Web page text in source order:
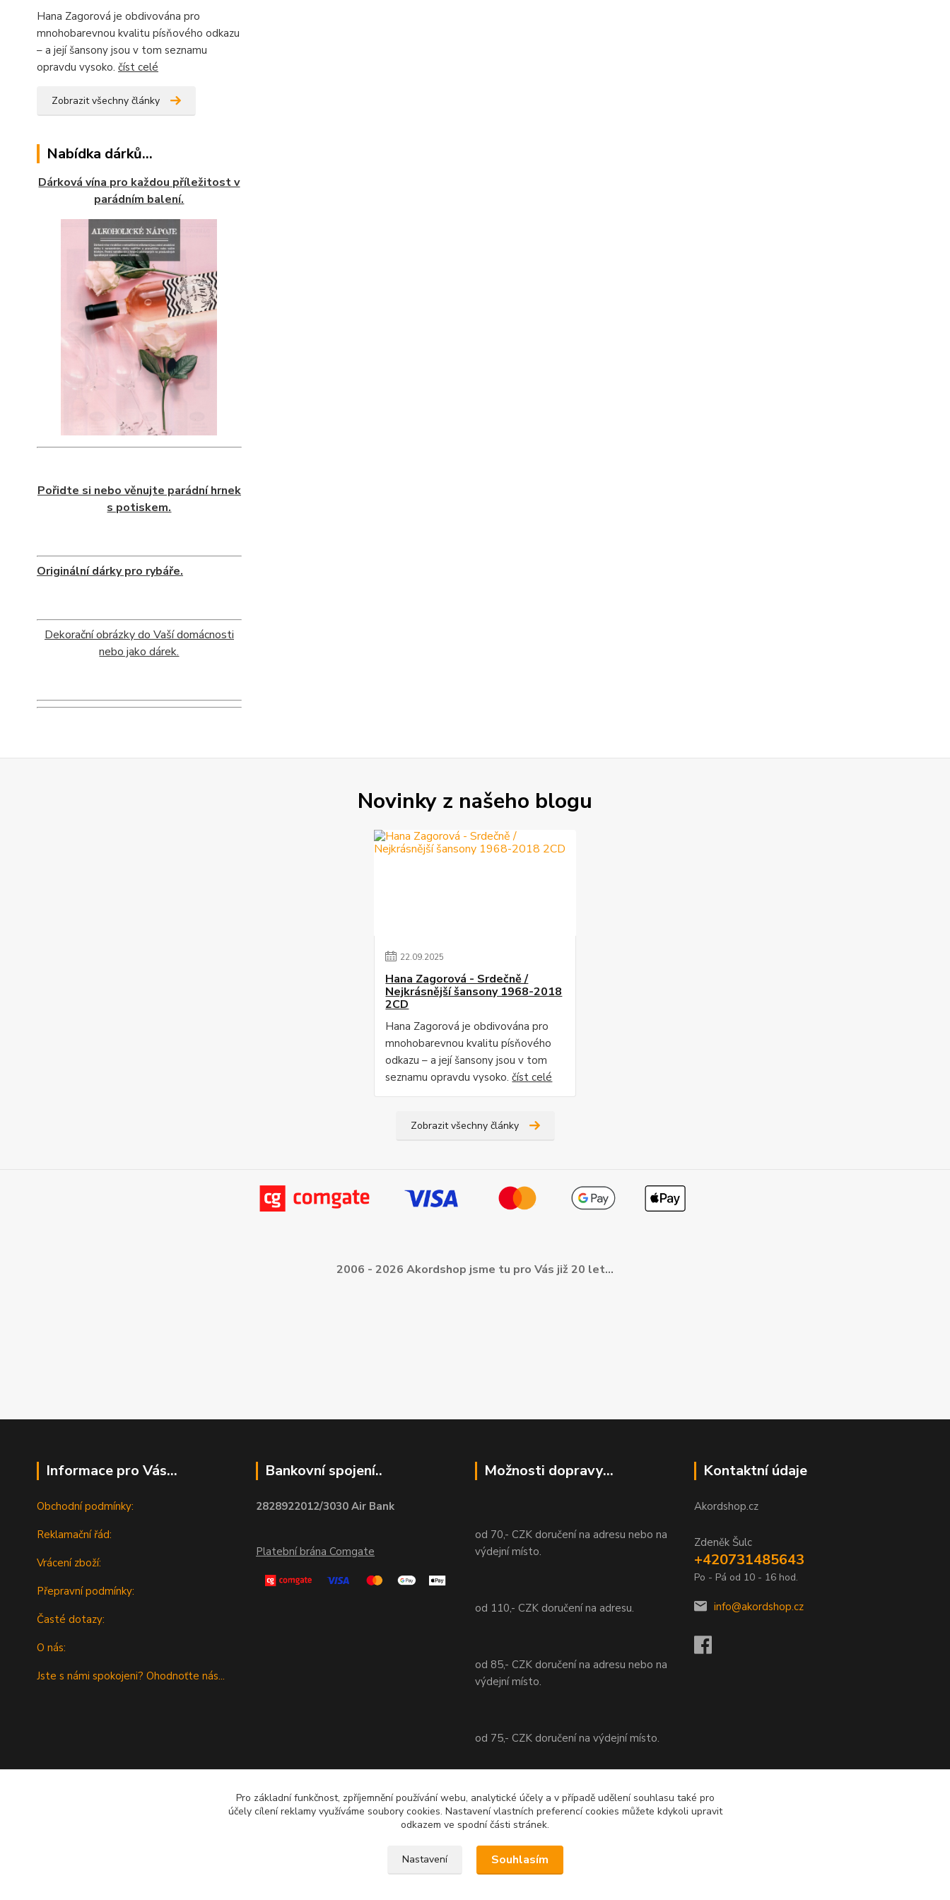
Hana Zagorová je obdivována pro
mnohobarevnou kvalitu písňového odkazu
– a její šansony jsou v tom seznamu
opravdu vysoko. číst celé
Zobrazit všechny články
Nabídka dárků...
Dárková vína pro každou příležitost v
parádním balení.
Pořidte si nebo věnujte parádní hrnek
s potiskem.
Originální dárky pro rybáře.
Dekorační obrázky do Vaší domácnosti
nebo jako dárek.
Novinky z našeho blogu
22.09.2025
Hana Zagorová - Srdečně /
Nejkrásnější šansony 1968-2018
2CD
Hana Zagorová je obdivována pro
mnohobarevnou kvalitu písňového
odkazu – a její šansony jsou v tom
seznamu opravdu vysoko.číst celé
Zobrazit všechny články
2006 - 2026 Akordshop jsme tu pro Vás již 20 let...
Informace pro Vás...
Obchodní podmínky:
Reklamační řád:
Vrácení zboží:
Přepravní podmínky:
Časté dotazy:
O nás:
Jste s námi spokojeni? Ohodnoťte nás...
Bankovní spojení..
2828922012/3030 Air Bank
Platební brána Comgate
Možnosti dopravy...
od 70,- CZK doručení na adresu nebo na
výdejní místo.
od 110,- CZK doručení na adresu.
od 85,- CZK doručení na adresu nebo na
výdejní místo.
od 75,- CZK doručení na výdejní místo.
od 70,- CZK doručení na adresu nebo na
výdejní místo.
Kontaktní údaje
Akordshop.cz
Zdeněk Šulc
+420731485643
Po - Pá od 10 - 16 hod.
info@akordshop.cz
Pro základní funkčnost, zpříjemnění používání webu, analytické účely a v případě udělení souhlasu také pro
účely cílení reklamy využíváme soubory cookies. Nastavení vlastních preferencí cookies můžete kdykoli upravit
odkazem ve spodní části stránek.
Nastavení Souhlasím